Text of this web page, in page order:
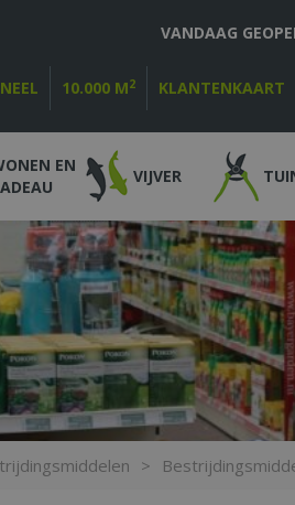
>
10.000 M2 KLANTENKAART
VANDAAG
EN
VIJVER